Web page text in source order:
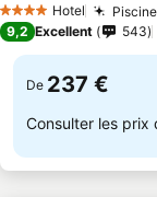
4 Étoiles Hotel
9,2 Excellent 543
De 237 €
Consulter les prix